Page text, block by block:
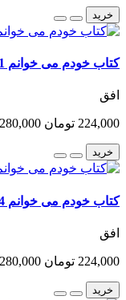
خرید
کتاب خودم می خوانم 11 : ایران
افق
224,000 تومان 280,000 تومان
خرید
کتاب خودم می خوانم 14 : شمع
افق
224,000 تومان 280,000 تومان
خرید